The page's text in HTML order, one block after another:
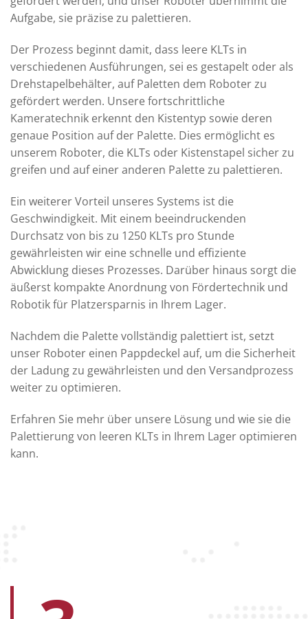
Aufgabe, sie präzise zu palettieren.
Der Prozess beginnt damit, dass leere KLTs in
verschiedenen Ausführungen, sei es gestapelt oder als
Drehstapelbehälter, auf Paletten dem Roboter zu
gefördert werden. Unsere fortschrittliche
Kameratechnik erkennt den Kistentyp sowie deren
genaue Position auf der Palette. Dies ermöglicht es
unserem Roboter, die KLTs oder Kistenstapel sicher zu
greifen und auf einer anderen Palette zu palettieren.
Ein weiterer Vorteil unseres Systems ist die
Geschwindigkeit. Mit einem beeindruckenden
Durchsatz von bis zu 1250 KLTs pro Stunde
gewährleisten wir eine schnelle und effiziente
Abwicklung dieses Prozesses. Darüber hinaus sorgt die
äußerst kompakte Anordnung von Fördertechnik und
Robotik für Platzersparnis in Ihrem Lager.
Nachdem die Palette vollständig palettiert ist, setzt
unser Roboter einen Pappdeckel auf, um die Sicherheit
der Ladung zu gewährleisten und den Versandprozess
weiter zu optimieren.
Erfahren Sie mehr über unsere Lösung und wie sie die
Palettierung von leeren KLTs in Ihrem Lager optimieren
kann.